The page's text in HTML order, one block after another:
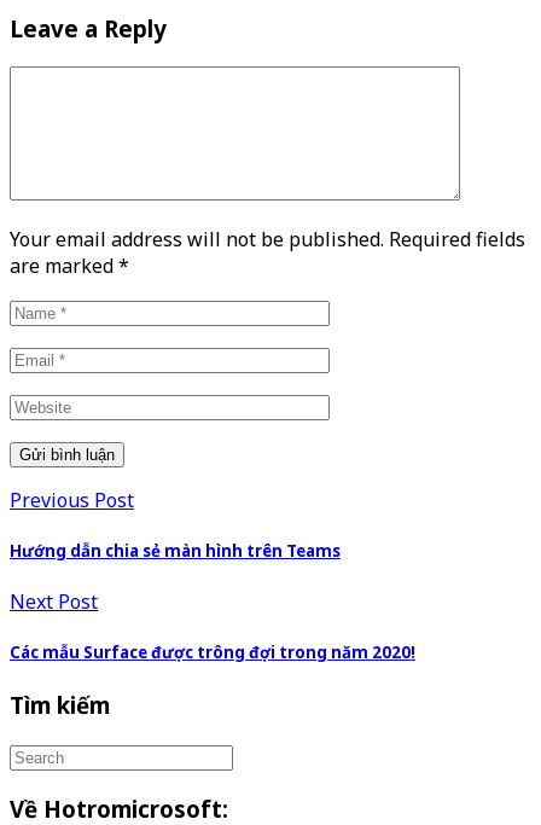
Leave a Reply
Your email address will not be published. Required fields
are marked*
Previous Post
Hướng dẫn chia sẻ màn hình trên Teams
Next Post
Các mẫu Surface được trông đợi trong năm 2020!
Tìm kiếm
Về Hotromicrosoft: